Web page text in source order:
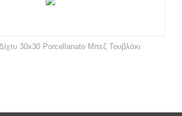
30x30 Porcellanato Μπεζ Τουβλάκι